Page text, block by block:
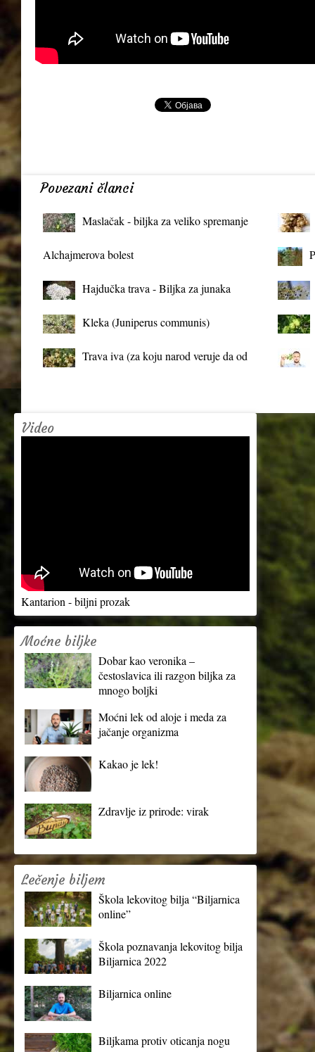
Povezani članci
Maslačak - biljka za veliko spremanje
Alchajmerova bolest
Hajdučka trava - Biljka za junaka
Kleka (Juniperus communis)
Trava iva (za koju narod veruje da od
Video
Kantarion - biljni prozak
Moćne biljke
Dobar kao veronika –
čestoslavica ili razgon biljka za
mnogo boljki
Moćni lek od aloje i meda za
jačanje organizma
Kakao je lek!
Zdravlje iz prirode: virak
Lečenje biljem
Škola lekovitog bilja “Biljarnica
online”
Škola poznavanja lekovitog bilja
Biljarnica 2022
Biljarnica online
Biljkama protiv oticanja nogu